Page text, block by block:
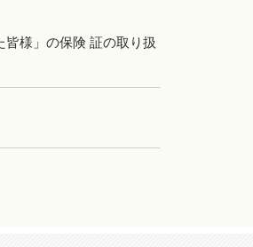
皆様」の保険 証の取り扱